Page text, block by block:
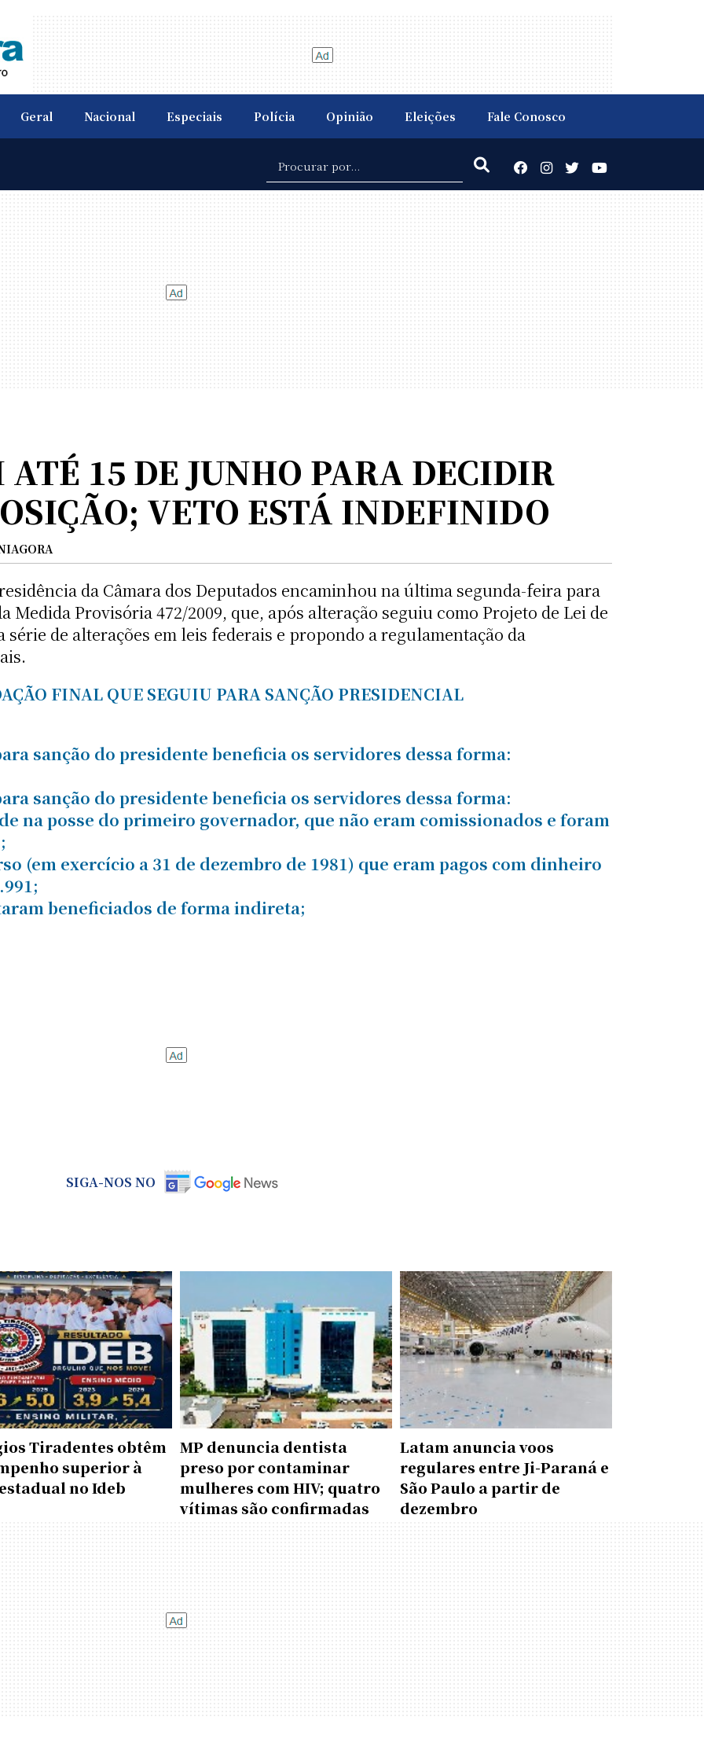
Geral Nacional Especiais Polícia Opinião Eleições Fale Conosco
15 DE JUNHO PARA DECIDIR
VETO ESTÁ INDEFINIDO
da Câmara dos Deputados encaminhou na última segunda-feira para
Medida Provisória 472/2009, que, após alteração seguiu como Projeto de Lei de
série de alterações em leis federais e propondo a regulamentação da
FINAL QUE SEGUIU PARA SANÇÃO PRESIDENCIAL
sanção do presidente beneficia os servidores dessa forma:
sanção do presidente beneficia os servidores dessa forma:
na posse do primeiro governador, que não eram comissionados e foram
(em exercício a 31 de dezembro de 1981) que eram pagos com dinheiro
beneficiados de forma indireta;
SIGA-NOS NO
Tiradentes obtêm
superior à
no Ideb
MP denuncia dentista
preso por contaminar
mulheres com HIV; quatro
vítimas são confirmadas
Latam anuncia voos
regulares entre Ji-Paraná e
São Paulo a partir de
dezembro